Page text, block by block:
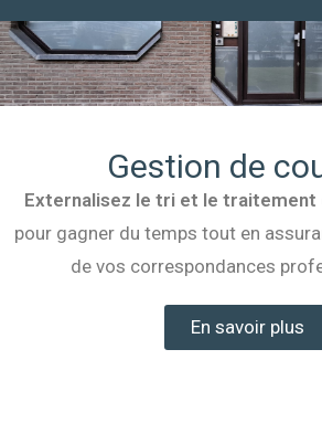
Gestion de
Externalisez le tri et le
pour gagner du temps tout en
de vos correspondances
En savoir plus